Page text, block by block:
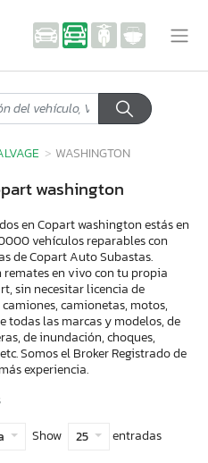
WASHINGTON
washington
en Copart washington estás en
vehículos reparables con
de Copart Auto Subastas.
en vivo con tu propia
sin necesitar licencia de
camionetas, motos,
todas las marcas y modelos, de
de inundación, choques,
Somos el Broker Registrado de
experiencia.
Show 25 entradas